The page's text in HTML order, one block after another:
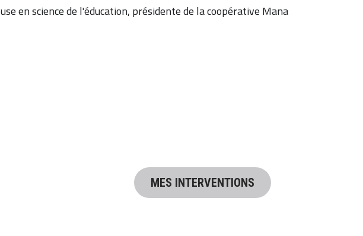
en science de l'éducation, présidente de la coopérative Mana
MES INTERVENTIONS